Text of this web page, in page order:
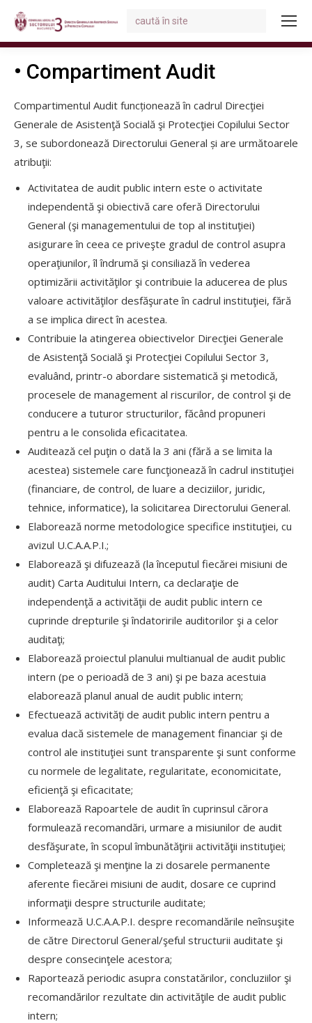
Search:
• Compartiment Audit
Compartimentul Audit funcționează în cadrul Direcţiei
Generale de Asistenţă Socială şi Protecţiei Copilului Sector
3, se subordonează Directorului General și are următoarele
atribuţii:
Activitatea de audit public intern este o activitate
independentă şi obiectivă care oferă Directorului
General (şi managementului de top al instituţiei)
asigurare în ceea ce priveşte gradul de control asupra
operaţiunilor, îl îndrumă şi consiliază în vederea
optimizării activităţilor şi contribuie la aducerea de plus
valoare activităţilor desfăşurate în cadrul instituţiei, fără
a se implica direct în acestea.
Contribuie la atingerea obiectivelor Direcţiei Generale
de Asistenţă Socială şi Protecţiei Copilului Sector 3,
evaluând, printr-o abordare sistematică şi metodică,
procesele de management al riscurilor, de control şi de
conducere a tuturor structurilor, făcând propuneri
pentru a le consolida eficacitatea.
Auditează cel puţin o dată la 3 ani (fără a se limita la
acestea) sistemele care funcţionează în cadrul instituţiei
(financiare, de control, de luare a deciziilor, juridic,
tehnice, informatice), la solicitarea Directorului General.
Elaborează norme metodologice specifice instituţiei, cu
avizul U.C.A.A.P.I.;
Elaborează şi difuzează (la începutul fiecărei misiuni de
audit) Carta Auditului Intern, ca declaraţie de
independenţă a activităţii de audit public intern ce
cuprinde drepturile şi îndatoririle auditorilor şi a celor
auditaţi;
Elaborează proiectul planului multianual de audit public
intern (pe o perioadă de 3 ani) şi pe baza acestuia
elaborează planul anual de audit public intern;
Efectuează activităţi de audit public intern pentru a
evalua dacă sistemele de management financiar şi de
control ale instituţiei sunt transparente şi sunt conforme
cu normele de legalitate, regularitate, economicitate,
eficienţă şi eficacitate;
Elaborează Rapoartele de audit în cuprinsul cărora
formulează recomandări, urmare a misiunilor de audit
desfăşurate, în scopul îmbunătăţirii activităţii instituţiei;
Completează şi menţine la zi dosarele permanente
aferente fiecărei misiuni de audit, dosare ce cuprind
informaţii despre structurile auditate;
Informează U.C.A.A.P.I. despre recomandările neînsuşite
de către Directorul General/şeful structurii auditate şi
despre consecinţele acestora;
Raportează periodic asupra constatărilor, concluziilor şi
recomandărilor rezultate din activităţile de audit public
intern;